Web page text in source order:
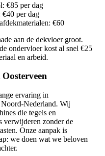
€85 per dag
per dag
€60
aan de dekvloer groot.
ondervloer kost al snel €25
en arbeid.
ervaring in
Nederland. Wij
die tegels en
verwijderen zonder de
Onze aanpak is
we doen wat we beloven